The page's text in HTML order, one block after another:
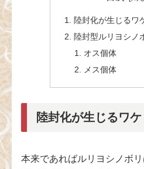
陸封化が生じるワ
陸封型ルリヨシ
オス個体
メス個体
陸封化が生じるワケ
本来であればルリヨシノボリ